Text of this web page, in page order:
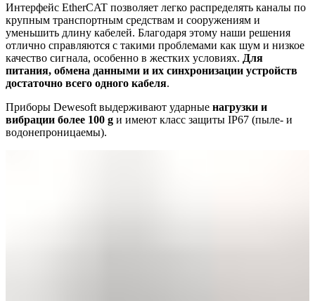
Интерфейс EtherCAT позволяет легко распределять каналы по
крупным транспортным средствам и сооружениям и
уменьшить длину кабелей. Благодаря этому наши решения
отлично справляются с такими проблемами как шум и низкое
качество сигнала, особенно в жестких условиях. Для
питания, обмена данными и их синхронизации устройств
достаточно всего одного кабеля.
Приборы Dewesoft выдерживают ударные нагрузки и
вибрации более 100 g и имеют класс защиты IP67 (пыле- и
водонепроницаемы).